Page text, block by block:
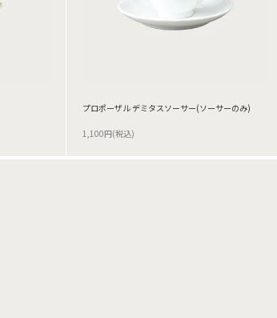
プロポーザル デミタスソーサー(ソーサーのみ)
1,100円(税込)